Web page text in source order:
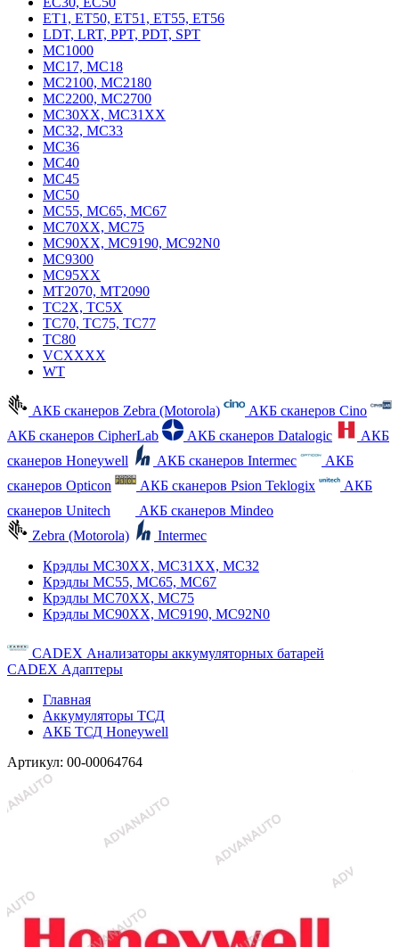
ET1, ET50, ET51, ET55, ET56
LDT, LRT, PPT, PDT, SPT
MC1000
MC17, MC18
MC2100, MC2180
MC2200, MC2700
MC30XX, MC31XX
MC32, MC33
MC36
MC40
MC45
MC50
MC55, MC65, MC67
MC70XX, MC75
MC90XX, MC9190, MC92N0
MC9300
MC95XX
MT2070, MT2090
TC2X, TC5X
TC70, TC75, TC77
TC80
VCXXXX
WT
АКБ сканеров Zebra (Motorola)
АКБ сканеров Cino
АКБ сканеров CipherLab
АКБ сканеров Datalogic
АКБ
сканеров Honeywell
АКБ сканеров Intermec
АКБ
сканеров Opticon
АКБ сканеров Psion Teklogix
АКБ
сканеров Unitech
АКБ сканеров Mindeo
Zebra (Motorola)
Intermec
Крэдлы MC30XX, MC31XX, MC32
Крэдлы MC55, MC65, MC67
Крэдлы MC70XX, MC75
Крэдлы MC90XX, MC9190, MC92N0
CADEX Анализаторы аккумуляторных батарей
CADEX Адаптеры
Главная
Аккумуляторы ТСД
АКБ ТСД Honeywell
Артикул: 00-00064764